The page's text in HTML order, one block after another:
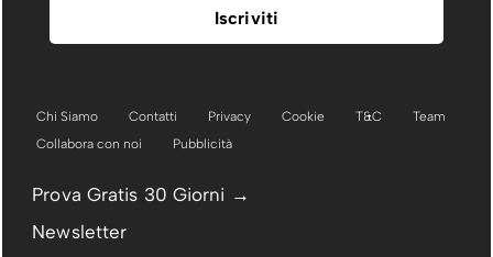
Chi Siamo Contatti Privacy Cookie T&C
Team
Collabora con noi
Pubblicità
Prova Gratis 30 Giorni →
Newsletter